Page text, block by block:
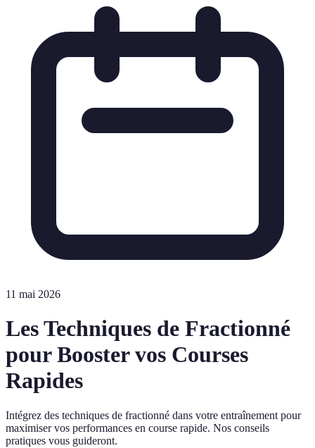
11 mai 2026
Les Techniques de Fractionné
pour Booster vos Courses
Rapides
Intégrez des techniques de fractionné dans votre entraînement pour
maximiser vos performances en course rapide. Nos conseils
pratiques vous guideront.